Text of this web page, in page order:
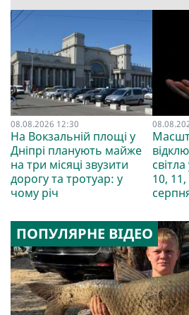
08.08.2026 12:30
На Вокзальній площі у
Дніпрі планують майже
на три місяці звузити
дорогу та тротуар: у
чому річ
10,
ПОПУЛЯРНЕ ВІДЕО